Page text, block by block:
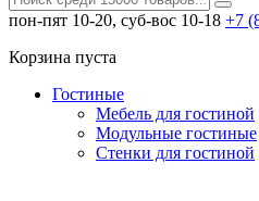
пон-пят 10-20, суб-вос 10-18 +7
Корзина пуста
Гостиные
Мебель для гостиной
Модульные гостиные
Стенки для гостиной